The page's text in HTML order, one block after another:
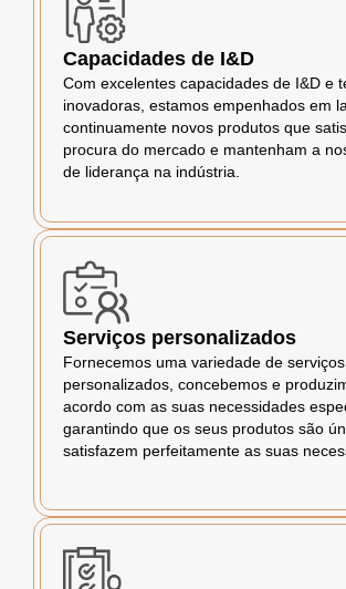
Capacidades de I&D
Com excelentes capacidades de I&D e
inovadoras, estamos empenhados em
continuamente novos produtos que
procura do mercado e mantenham a
de liderança na indústria.
Serviços personalizados
Fornecemos uma variedade de serviços
personalizados, concebemos e
acordo com as suas necessidades
garantindo que os seus produtos são
satisfazem perfeitamente as suas